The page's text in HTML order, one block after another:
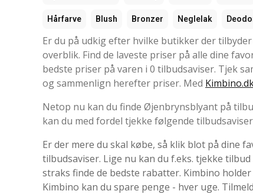
Hårfarve Blush Bronzer Neglelak
Er du på udkig efter hvilke butikker der
overblik. Find de laveste priser på alle dine
bedste priser på varen i 0 tilbudsaviser. Tjek
og sammenlign herefter priser. Med
Netop nu kan du finde Øjenbrynsblyant på
kan du med fordel tjekke følgende
Er der mere du skal købe, så klik blot på dine
tilbudsaviser. Lige nu kan du f.eks. tjekke tilbud
straks finde de bedste rabatter. Kimbino
Kimbino kan du spare penge - hver uge.